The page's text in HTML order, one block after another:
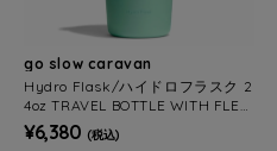
go slow caravan
Hydro Flask/ハイドロフラスク 2
4oz TRAVEL BOTTLE WITH FLEX
STRAW
¥6,380 (税込)